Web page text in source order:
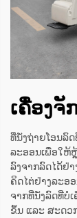
ເຄື່ອງ
ທີ່ນັ່ງຖ່າຍໂອນລົ
ລະອອນເພື່ອໃຫ້
ລົງຈາກລົດໄດ້ຢ່
ຄິດໄຕ່ຢ່າງລະອ
ຈາກທີ່ນັ່ງລົດທີ່ບໍ່
ຂຶ້ນ ແລະ ສະດວ